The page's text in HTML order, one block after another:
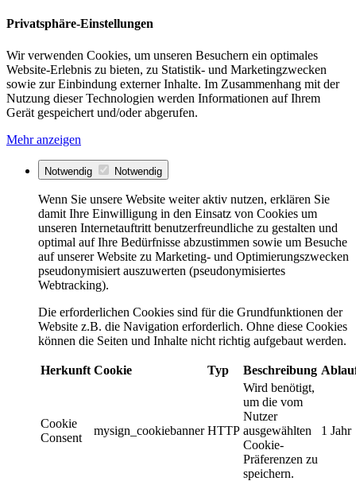
Privatsphäre-Einstellungen
Wir verwenden Cookies, um unseren Besuchern ein optimales
Website-Erlebnis zu bieten, zu Statistik- und Marketingzwecken
sowie zur Einbindung externer Inhalte. Im Zusammenhang mit der
Nutzung dieser Technologien werden Informationen auf Ihrem
Gerät gespeichert und/oder abgerufen.
Mehr anzeigen
Notwendig Notwendig
Wenn Sie unsere Website weiter aktiv nutzen, erklären Sie
damit Ihre Einwilligung in den Einsatz von Cookies um
unseren Internetauftritt benutzerfreundliche zu gestalten und
optimal auf Ihre Bedürfnisse abzustimmen sowie um Besuche
auf unserer Website zu Marketing- und Optimierungszwecken
pseudonymisiert auszuwerten (pseudonymisiertes
Webtracking).
Die erforderlichen Cookies sind für die Grundfunktionen der
Website z.B. die Navigation erforderlich. Ohne diese Cookies
können die Seiten und Inhalte nicht richtig aufgebaut werden.
Herkunft Cookie Typ Beschreibung
Cookie
Consent
mysign_cookiebanner HTTP
Wird benötigt,
um die vom
Nutzer
ausgewählten
Cookie-
Präferenzen zu
speichern.
1 Jahr